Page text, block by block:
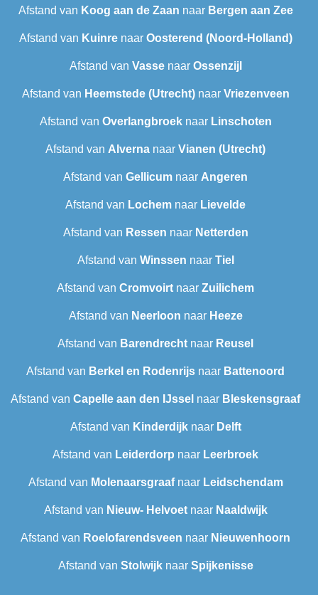
Afstand van Koog aan de Zaan naar Bergen aan Zee
Afstand van Kuinrenaar Oosterend (Noord-Holland)
Afstand van Vassenaar Ossenzijl
Afstand van Heemstede (Utrecht)naar Vriezenveen
Afstand van Overlangbroeknaar Linschoten
Afstand van Alverna naar Vianen (Utrecht)
Afstand van Gellicum naar Angeren
Afstand van Lochem naar Lievelde
Afstand van Ressen naar Netterden
Afstand van Winssen naar Tiel
Afstand van Cromvoirt naar Zuilichem
Afstand van Neerloon naar Heeze
Afstand van Barendrecht naar Reusel
Afstand van Berkel en Rodenrijs naar Battenoord
Afstand van Capelle aan den IJssel naar Bleskensgraaf
Afstand van Kinderdijknaar Delft
Afstand van Leiderdorp naar Leerbroek
Afstand van Molenaarsgraafnaar Leidschendam
Afstand van Nieuw- Helvoetnaar Naaldwijk
Afstand van Roelofarendsveen naar Nieuwenhoorn
Afstand van Stolwijknaar Spijkenisse